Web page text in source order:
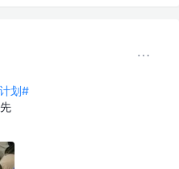
划#